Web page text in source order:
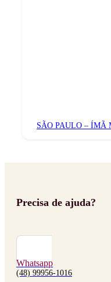
SÃO PAULO – ÍMÃ
Precisa de ajuda?
Whatsapp
(48) 99956-1016